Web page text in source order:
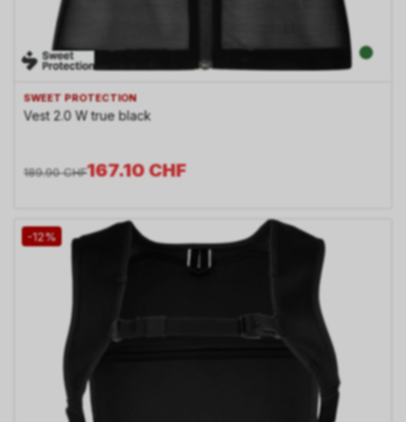
SWEET PROTECTION
Vest 2.0 W true black
167.10CHF
189.90 CHF
-12%